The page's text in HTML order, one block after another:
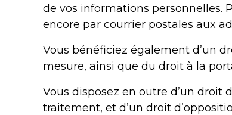
de vos informations personnelles.
encore par courrier postales aux
Vous bénéficiez également d’un
mesure, ainsi que du droit à la
Vous disposez en outre d’un droit
traitement, et d’un droit